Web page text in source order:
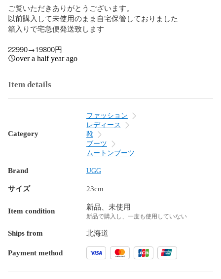
ご覧いただきありがとうございます。
以前購入して未使用のまま自宅保管しておりました
箱入りで宅急便発送致します
22990→19800円
over a half year ago
Item details
Category
ファッション
レディース
靴
ブーツ
ムートンブーツ
Brand UGG
サイズ 23cm
Item condition 新品、未使用
新品で購入し、一度も使用していない
Ships from 北海道
Payment method